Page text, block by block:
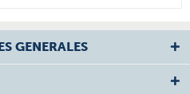
GENERALES